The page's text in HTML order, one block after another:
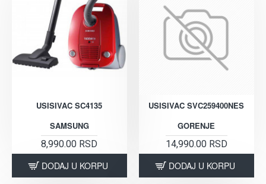
USISIVAC SC4135
SAMSUNG
8,990.00 RSD
DODAJ U KORPU
USISIVAC SVC259400NES
GORENJE
14,990.00 RSD
DODAJ U KORPU